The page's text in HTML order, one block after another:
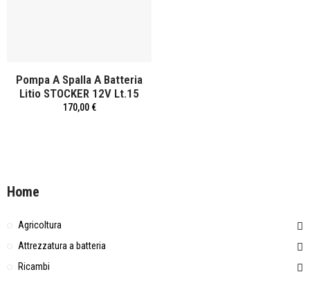
Pompa A Spalla A Batteria
Litio STOCKER 12V Lt.15
170,00 €
Home
Agricoltura
Attrezzatura a batteria
Ricambi